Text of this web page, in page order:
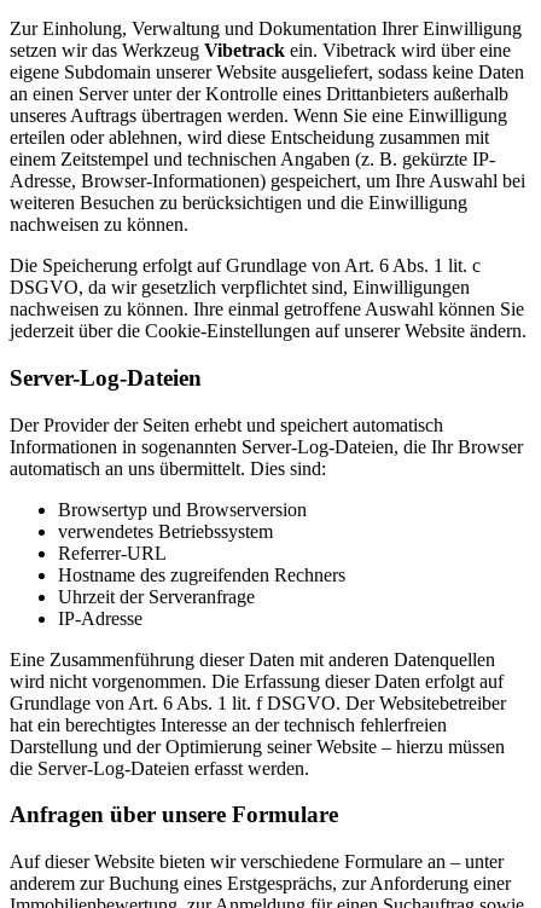
Zur Einholung, Verwaltung und Dokumentation Ihrer Einwilligung
setzen wir das Werkzeug Vibetrack ein. Vibetrack wird über eine
eigene Subdomain unserer Website ausgeliefert, sodass keine Daten
an einen Server unter der Kontrolle eines Drittanbieters außerhalb
unseres Auftrags übertragen werden. Wenn Sie eine Einwilligung
erteilen oder ablehnen, wird diese Entscheidung zusammen mit
einem Zeitstempel und technischen Angaben (z. B. gekürzte IP-
Adresse, Browser-Informationen) gespeichert, um Ihre Auswahl bei
weiteren Besuchen zu berücksichtigen und die Einwilligung
nachweisen zu können.
Die Speicherung erfolgt auf Grundlage von Art. 6 Abs. 1 lit. c
DSGVO, da wir gesetzlich verpflichtet sind, Einwilligungen
nachweisen zu können. Ihre einmal getroffene Auswahl können Sie
jederzeit über die Cookie-Einstellungen auf unserer Website ändern.
Server-Log-Dateien
Der Provider der Seiten erhebt und speichert automatisch
Informationen in sogenannten Server-Log-Dateien, die Ihr Browser
automatisch an uns übermittelt. Dies sind:
Browsertyp und Browserversion
verwendetes Betriebssystem
Referrer-URL
Hostname des zugreifenden Rechners
Uhrzeit der Serveranfrage
IP-Adresse
Eine Zusammenführung dieser Daten mit anderen Datenquellen
wird nicht vorgenommen. Die Erfassung dieser Daten erfolgt auf
Grundlage von Art. 6 Abs. 1 lit. f DSGVO. Der Websitebetreiber
hat ein berechtigtes Interesse an der technisch fehlerfreien
Darstellung und der Optimierung seiner Website – hierzu müssen
die Server-Log-Dateien erfasst werden.
Anfragen über unsere Formulare
Auf dieser Website bieten wir verschiedene Formulare an – unter
anderem zur Buchung eines Erstgesprächs, zur Anforderung einer